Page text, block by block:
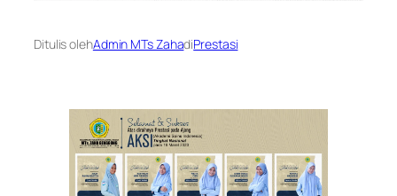
Ditulis olehAdmin MTs ZahadiPrestasi